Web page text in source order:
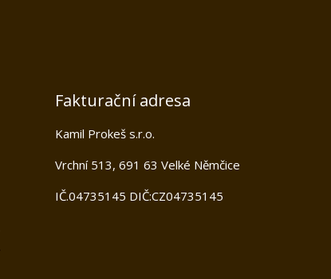
Fakturační adresa
Kamil Prokeš s.r.o.
Vrchní 513, 691 63 Velké Němčice
IČ.04735145 DIČ:CZ04735145